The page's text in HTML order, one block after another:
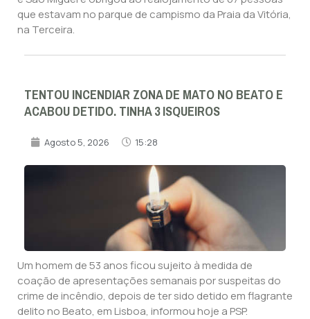
que estavam no parque de campismo da Praia da Vitória,
na Terceira.
TENTOU INCENDIAR ZONA DE MATO NO BEATO E
ACABOU DETIDO. TINHA 3 ISQUEIROS
Agosto 5, 2026 15:28
Um homem de 53 anos ficou sujeito à medida de
coação de apresentações semanais por suspeitas do
crime de incêndio, depois de ter sido detido em flagrante
delito no Beato, em Lisboa, informou hoje a PSP.